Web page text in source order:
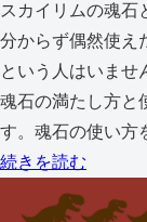
スカイリムの魂石
分からず偶然使え
という人はいませ
魂石の満たし方と
す。魂石の使い方
続きを読む